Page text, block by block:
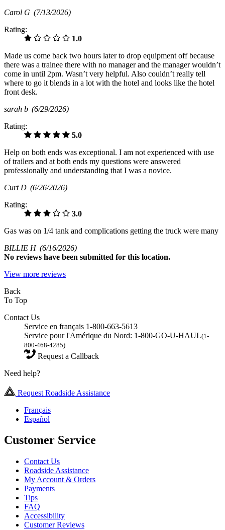
Carol G (7/13/2026)
Rating:
1.0
Made us come back two hours later to drop equipment off because
there was a trainee there with no manager and the manager wouldn’t
come in until 2pm. Wasn’t very helpful. Also couldn’t really tell
where to go it blends in a lot with the hotel and looks like the hotel
front desk.
sarah b (6/29/2026)
Rating:
5.0
Help on both ends was exceptional. I am not experienced with use
of trailers and at both ends my questions were answered
professionally and understanding that I was a novice.
Curt D (6/26/2026)
Rating:
3.0
Gas was on 1/4 tank and complications getting the truck were many
BILLIE H (6/16/2026)
No reviews have been submitted for this location.
View more reviews
Back
To Top
Contact Us
Service en français 1-800-663-5613
Service pour l'Amérique du Nord: 1-800-GO-U-HAUL(1-
800-468-4285)
Request a Callback
Need help?
Request Roadside Assistance
Français
Español
Customer Service
Contact Us
Roadside Assistance
My Account & Orders
Payments
Tips
FAQ
Accessibility
Customer Reviews